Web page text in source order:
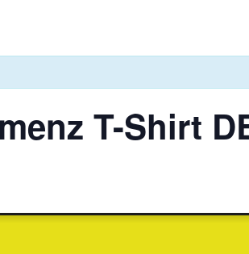
T-Shirt